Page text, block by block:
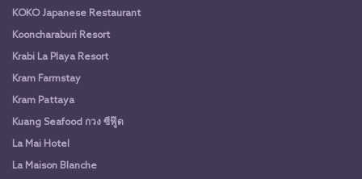
KOKO Japanese Restaurant
Kooncharaburi Resort
Krabi La Playa Resort
Kram Farmstay
Kram Pattaya
Kuang Seafood กวง ซีฟู๊ด
La Mai Hotel
La Maison Blanche